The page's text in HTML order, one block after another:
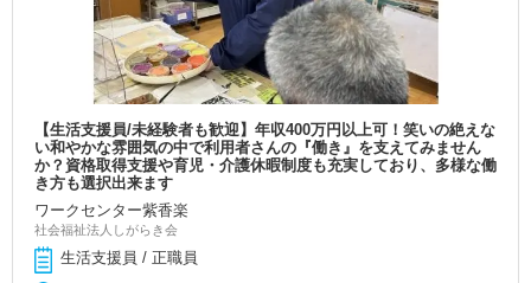
【生活支援員/未経験者も歓迎】年収400万円以上可！笑いの絶えな
い和やかな雰囲気の中で利用者さんの『働き』を支えてみません
か？資格取得支援や育児・介護休暇制度も充実しており、多様な働
き方も選択出来ます
ワークセンター紫香楽
社会福祉法人しがらき会
生活支援員 / 正職員